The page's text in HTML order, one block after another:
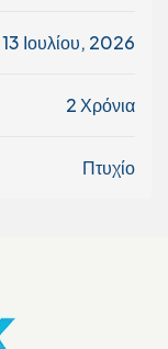
13 Ιουλίου, 2026
2 Χρόνια
Πτυχίο